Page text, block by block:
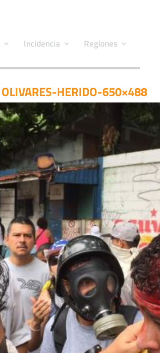
Incidencia Regiones
OLIVARES-HERIDO-650×488